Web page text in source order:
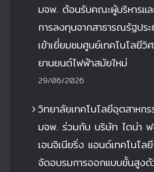
มจพ. ต้อนรับคณะผู้บริหารแ
การลงทุนจากสาธารณรัฐปร
เข้าเยี่ยมชมศูนย์เทคโนโลยีวิ
ยานยนต์ไฟฟ้าสมัยใหม่
29/06/2026
วิทยาลัยเทคโนโลยีอุตสาหก
มจพ. ร่วมกับ บริษัท ไดน่า
เอนจิเนียริ่ง แอนด์เทคโนโล
จัดอบรมการออกแบบขั้นสูง